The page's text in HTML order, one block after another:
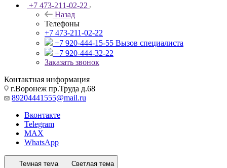
+7 473-211-02-22
Назад
Телефоны
+7 473-211-02-22
+7 920-444-15-55 Вызов специалиста
+7 920-444-32-22
Заказать звонок
Контактная информация
г.Воронеж пр.Труда д.68
89204441555@mail.ru
Вконтакте
Telegram
MAX
WhatsApp
Темная тема Светлая тема